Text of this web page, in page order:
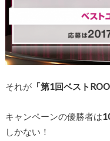
それが「第1回ベスト
キャンペーンの優勝者は
しかない！